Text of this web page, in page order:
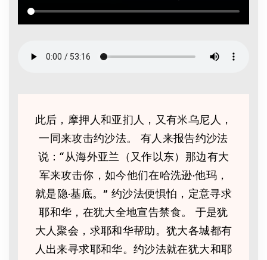
此后，摩押人和亚扪人，又有米乌尼人，
一同来攻击约沙法。 有人来报告约沙法
说：“从海外亚兰（又作以东）那边有大
军来攻击你，如今他们在哈洗逊·他玛，
就是隐·基底。” 约沙法便惧怕，定意寻求
耶和华，在犹大全地宣告禁食。 于是犹
大人聚会，求耶和华帮助。犹大各城都有
人出来寻求耶和华。约沙法就在犹大和耶